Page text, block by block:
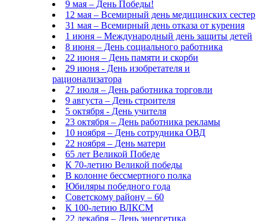
9 мая – День Победы!
12 мая – Всемирный день медицинских сестер
31 мая – Всемирный день отказа от курения
1 июня – Международный день защиты детей
8 июня – День социального работника
22 июня – День памяти и скорби
29 июня - День изобретателя и
рационализатора
27 июля – День работника торговли
9 августа – День строителя
5 октября - День учителя
23 октября – День работника рекламы
10 ноября – День сотрудника ОВД
22 ноября – День матери
65 лет Великой Победе
К 70-летию Великой победы
В колонне бессмертного полка
Юбиляры победного года
Советскому району – 60
К 100-летию ВЛКСМ
22 декабря – День энергетика